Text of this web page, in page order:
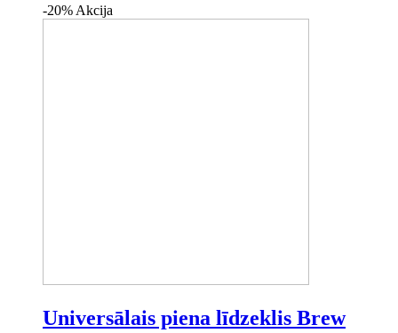
-20% Akcija
Universālais piena līdzeklis Brew